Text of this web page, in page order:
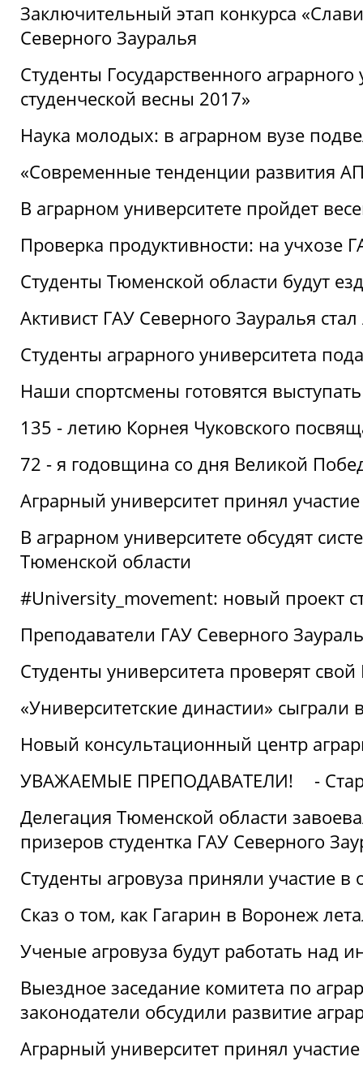
Заключительный этап конкурса
Северного Зауралья
Студенты Государственного
студенческой весны 2017»
Наука молодых: в аграрном вузе
«Современные тенденции развития
В аграрном университете пройдет
Проверка продуктивности: на учхозе
Студенты Тюменской области будут
Активист ГАУ Северного Зауралья
Студенты аграрного университета
Наши спортсмены готовятся
135 - летию Корнея Чуковского
72 - я годовщина со дня Великой
Аграрный университет принял
В аграрном университете обсудят
Тюменской области
#University_movement: новый проект
Преподаватели ГАУ Северного
Студенты университета проверят свой
«Университетские династии»
Новый консультационный центр
УВАЖАЕМЫЕ ПРЕПОДАВАТЕЛИ!
-
Делегация Тюменской области
призеров студентка ГАУ Северного
Студенты агровуза приняли участие в
Сказ о том, как Гагарин в Воронеж
Ученые агровуза будут работать над
Выездное заседание комитета по
законодатели обсудили развитие
Аграрный университет принял